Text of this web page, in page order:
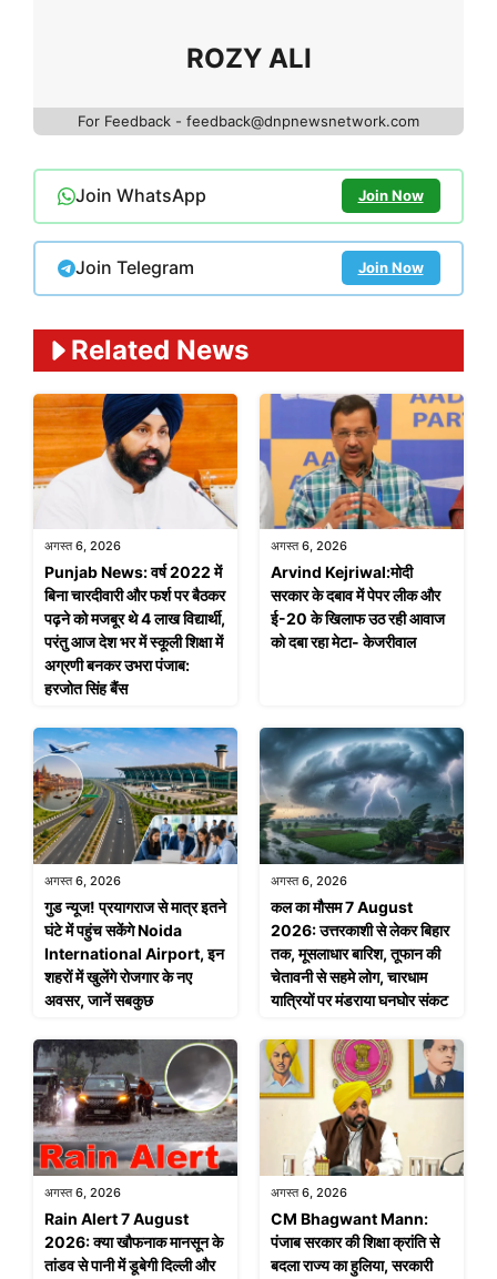
ROZY ALI
For Feedback - feedback@dnpnewsnetwork.com
Join WhatsApp Join Now
Join Telegram Join Now
Related News
अगस्त 6, 2026
Punjab News: वर्ष 2022 में
बिना चारदीवारी और फर्श पर बैठकर
पढ़ने को मजबूर थे 4 लाख विद्यार्थी,
परंतु आज देश भर में स्कूली शिक्षा में
अग्रणी बनकर उभरा पंजाब:
हरजोत सिंह बैंस
अगस्त 6, 2026
Arvind Kejriwal:मोदी
सरकार के दबाव में पेपर लीक और
ई-20 के खिलाफ उठ रही आवाज
को दबा रहा मेटा- केजरीवाल
अगस्त 6, 2026
गुड न्यूज! प्रयागराज से मात्र इतने
घंटे में पहुंच सकेंगे Noida
International Airport, इन
शहरों में खुलेंगे रोजगार के नए
अवसर, जानें सबकुछ
अगस्त 6, 2026
कल का मौसम 7 August
2026: उत्तरकाशी से लेकर बिहार
तक, मूसलाधार बारिश, तूफान की
चेतावनी से सहमे लोग, चारधाम
यात्रियों पर मंडराया घनघोर संकट
अगस्त 6, 2026
Rain Alert 7 August
2026: क्या खौफनाक मानसून के
तांडव से पानी में डूबेगी दिल्ली और
अगस्त 6, 2026
CM Bhagwant Mann:
पंजाब सरकार की शिक्षा क्रांति से
बदला राज्य का हुलिया, सरकारी